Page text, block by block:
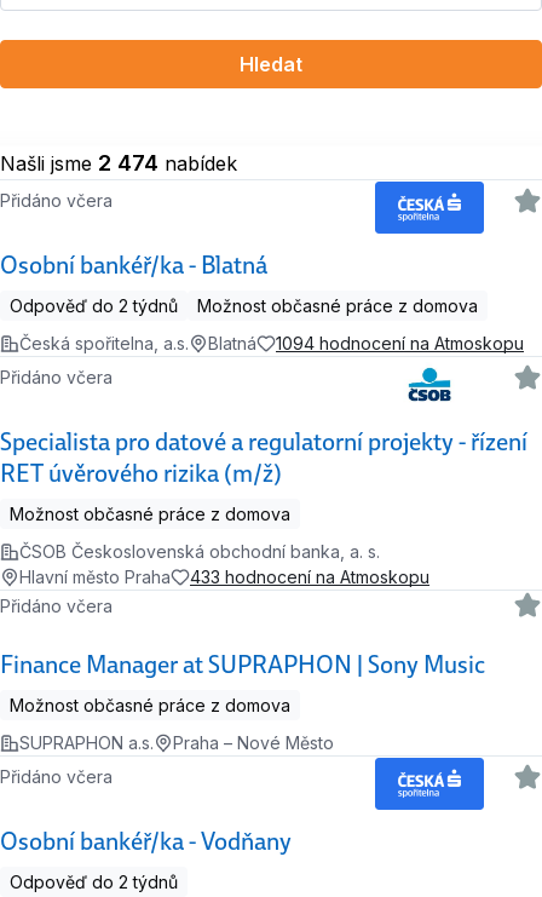
Hledat
Našli jsme 2 474 nabídek
Osobní bankéř/ka - Blatná
Přidáno včera
Odpověď do 2 týdnů
Možnost občasné práce z domova
Česká spořitelna, a.s.
Blatná 1094 hodnocení na Atmoskopu
Specialista pro datové a regulatorní projekty - řízení
RET úvěrového rizika (m/ž)
Přidáno včera
Možnost občasné práce z domova
ČSOB Československá obchodní banka, a. s.
Hlavní město Praha
433 hodnocení na Atmoskopu
Finance Manager at SUPRAPHON | Sony Music
Přidáno včera
Možnost občasné práce z domova
SUPRAPHON a.s.
Praha – Nové Město
Osobní bankéř/ka - Vodňany
Přidáno včera
Odpověď do 2 týdnů